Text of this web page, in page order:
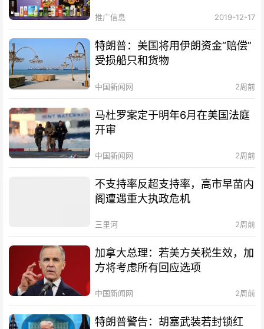
推广信息 2019-12-17
特朗普：美国将用伊朗资金“赔偿”
受损船只和货物
中国新闻网 2周前
马杜罗案定于明年6月在美国法庭
开审
中国新闻网 2周前
不支持率反超支持率，高市早苗内
阁遭遇重大执政危机
三里河 2周前
加拿大总理：若美方关税生效，加
方将考虑所有回应选项
中国新闻网 2周前
特朗普警告：胡塞武装若封锁红